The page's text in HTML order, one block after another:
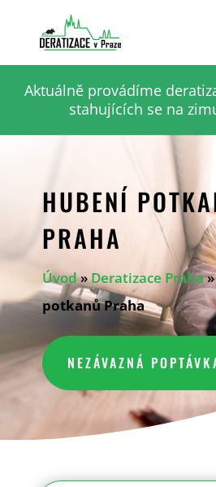
Aktuálně provádíme
stahujících se na
HUBENÍ
PRAHA
Úvod»Deratizace Praha
potkanů Praha
NEZÁVAZNÁ